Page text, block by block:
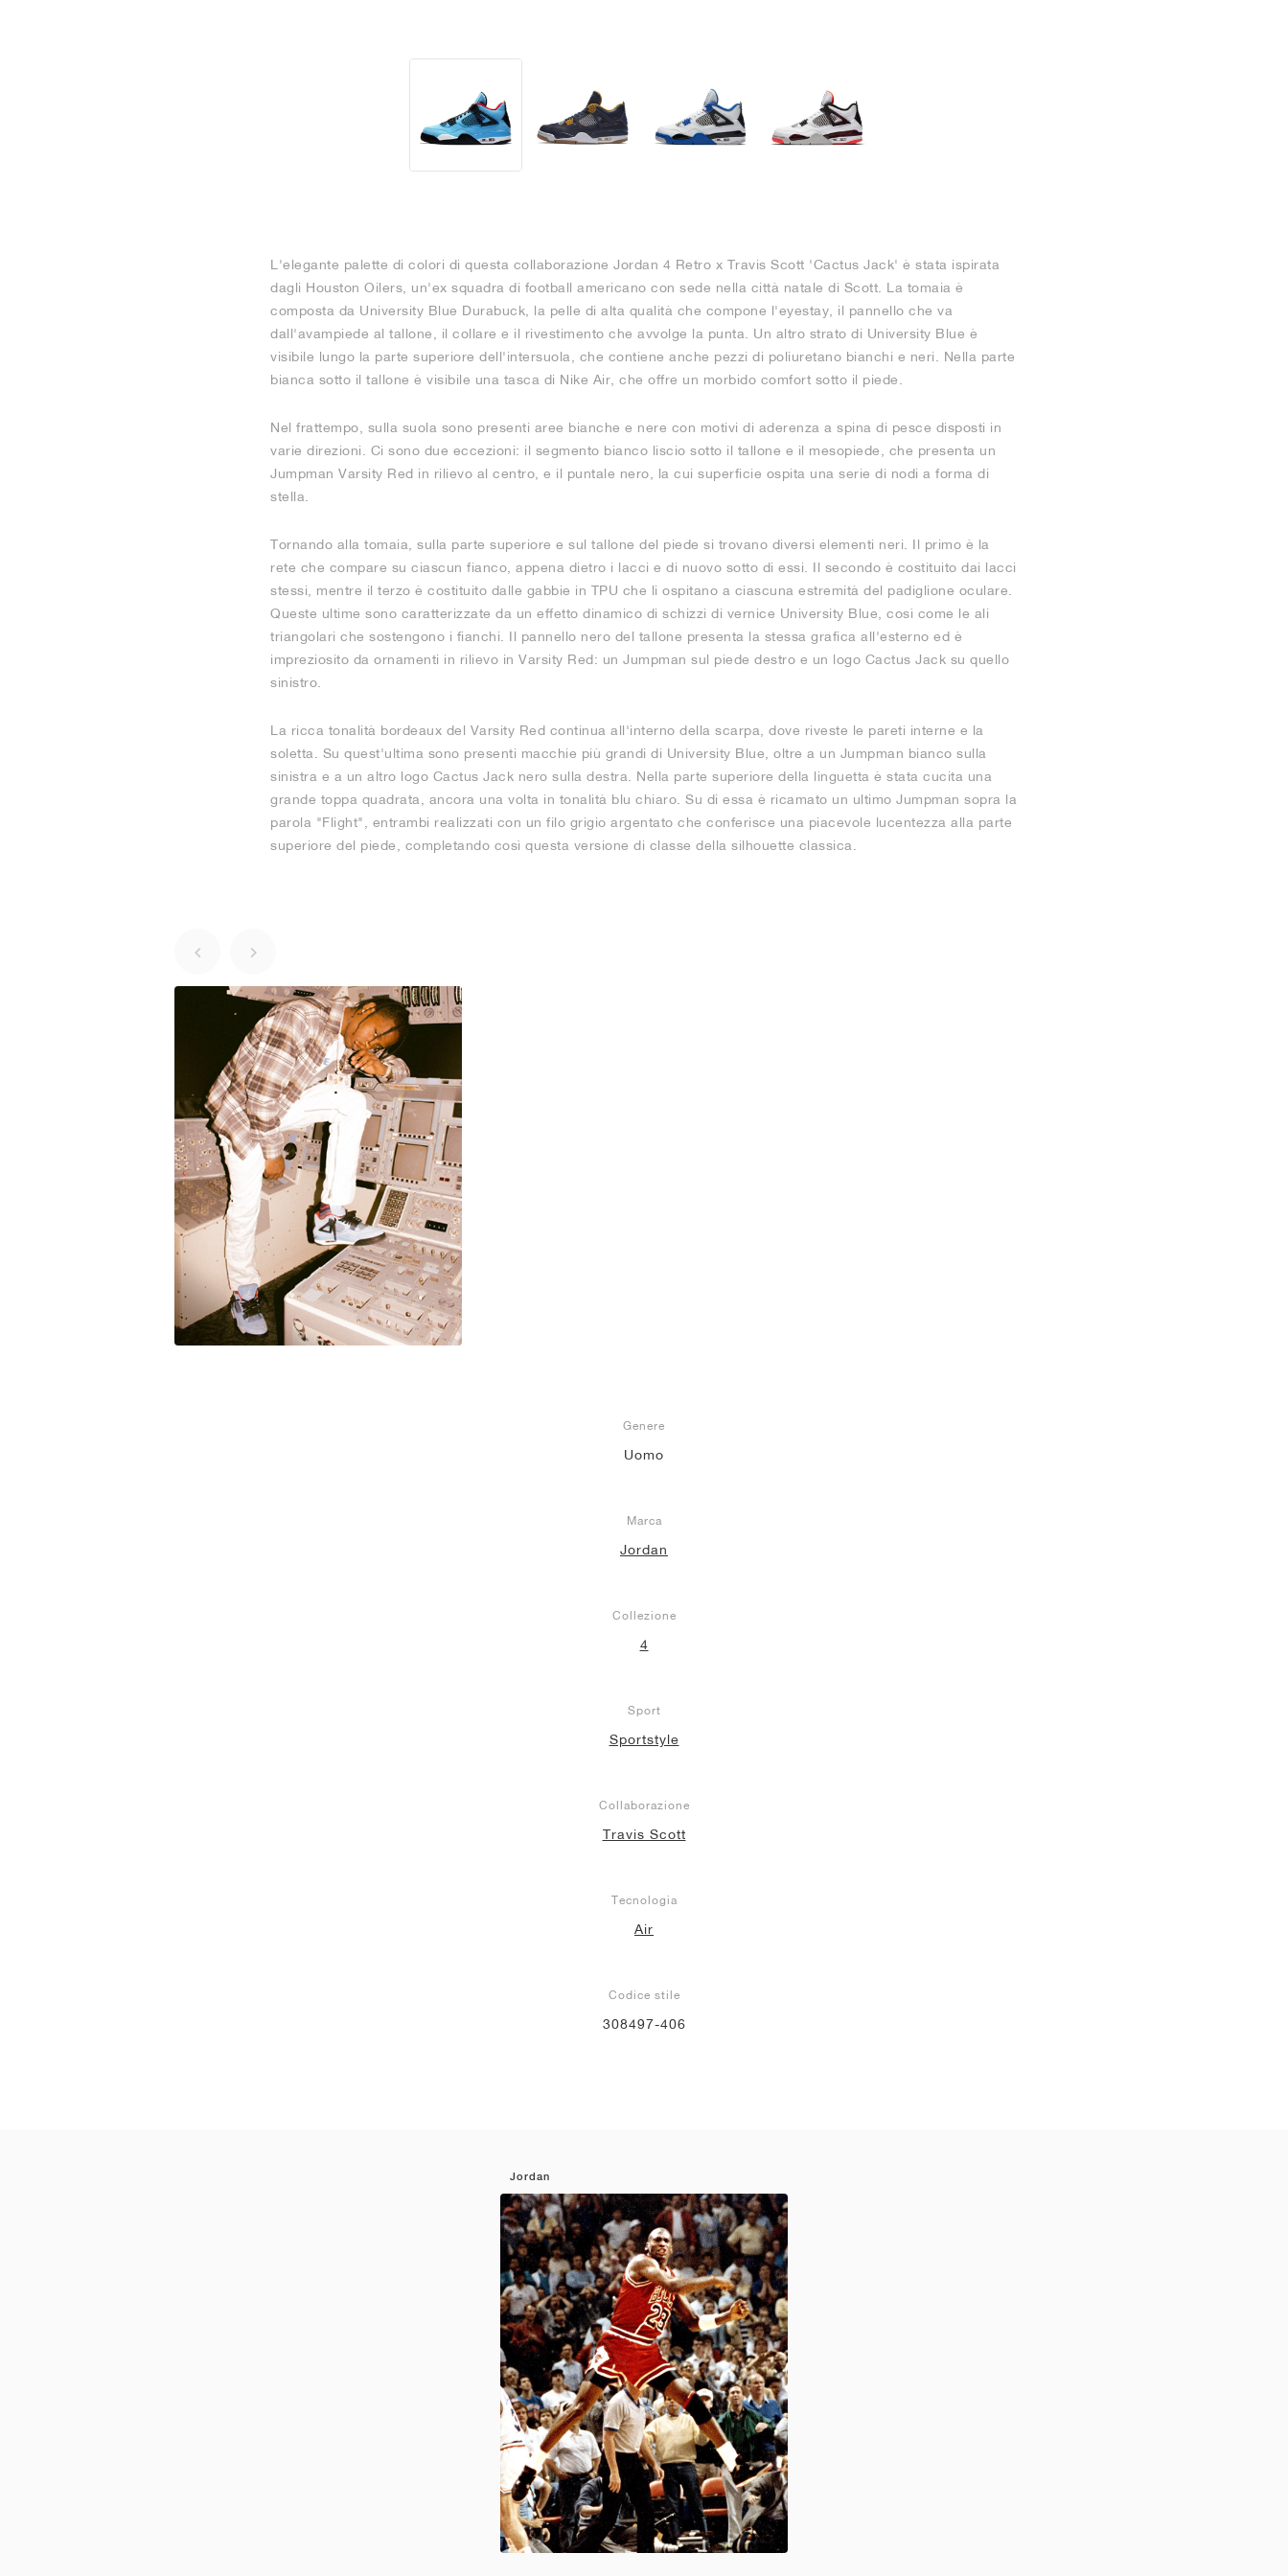
L'elegante palette di colori di questa collaborazione Jordan 4 Retro x Travis Scott 'Cactus Jack' è stata ispirata
dagli Houston Oilers, un'ex squadra di football americano con sede nella città natale di Scott. La tomaia è
composta da University Blue Durabuck, la pelle di alta qualità che compone l'eyestay, il pannello che va
dall'avampiede al tallone, il collare e il rivestimento che avvolge la punta. Un altro strato di University Blue è
visibile lungo la parte superiore dell'intersuola, che contiene anche pezzi di poliuretano bianchi e neri. Nella parte
bianca sotto il tallone è visibile una tasca di Nike Air, che offre un morbido comfort sotto il piede.
Nel frattempo, sulla suola sono presenti aree bianche e nere con motivi di aderenza a spina di pesce disposti in
varie direzioni. Ci sono due eccezioni: il segmento bianco liscio sotto il tallone e il mesopiede, che presenta un
Jumpman Varsity Red in rilievo al centro, e il puntale nero, la cui superficie ospita una serie di nodi a forma di
stella.
Tornando alla tomaia, sulla parte superiore e sul tallone del piede si trovano diversi elementi neri. Il primo è la
rete che compare su ciascun fianco, appena dietro i lacci e di nuovo sotto di essi. Il secondo è costituito dai lacci
stessi, mentre il terzo è costituito dalle gabbie in TPU che li ospitano a ciascuna estremità del padiglione oculare.
Queste ultime sono caratterizzate da un effetto dinamico di schizzi di vernice University Blue, così come le ali
triangolari che sostengono i fianchi. Il pannello nero del tallone presenta la stessa grafica all'esterno ed è
impreziosito da ornamenti in rilievo in Varsity Red: un Jumpman sul piede destro e un logo Cactus Jack su quello
sinistro.
La ricca tonalità bordeaux del Varsity Red continua all'interno della scarpa, dove riveste le pareti interne e la
soletta. Su quest'ultima sono presenti macchie più grandi di University Blue, oltre a un Jumpman bianco sulla
sinistra e a un altro logo Cactus Jack nero sulla destra. Nella parte superiore della linguetta è stata cucita una
grande toppa quadrata, ancora una volta in tonalità blu chiaro. Su di essa è ricamato un ultimo Jumpman sopra la
parola "Flight", entrambi realizzati con un filo grigio argentato che conferisce una piacevole lucentezza alla parte
superiore del piede, completando così questa versione di classe della silhouette classica.
Genere
Uomo
Marca
Jordan
Collezione
4
Sport
Sportstyle
Collaborazione
Travis Scott
Tecnologia
Air
Codice stile
308497-406
Jordan